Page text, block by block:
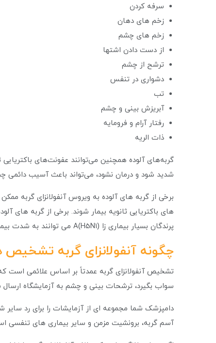
سرفه کردن
زخم های دهان
زخم های چشم
از دست دادن اشتها
ترشح از چشم
دشواری در تنفس
تب
آبریزش بینی و چشم
رفتار آرام و فرومایه
ذات الریه
گربه‌های آلوده همچنین می‌توانند عفونت‌های باکتریایی
شدید شود و درمان نشود، می‌تواند باعث آسیب دائمی
برخی از گربه های آلوده به ویروس آنفولانزای گربه
های باکتریایی ثانویه بیمار شوند. برخی از گربه های
پرندگان بسیار بیماری زا A(H5N1) می توانند به شدت بیمار شوند و بمیرند.
چگونه آنفولانزای گربه
تشخیص آنفولانزای گربه عمدتاً بر اساس علائمی است
سواب بگیرد، ترشحات بینی و چشم به آزمایشگاه ارسال
دامپزشک شما مجموعه ای از آزمایشات را برای رد سایر
آسم گربه، برونشیت مزمن و سایر بیماری های تنفسی